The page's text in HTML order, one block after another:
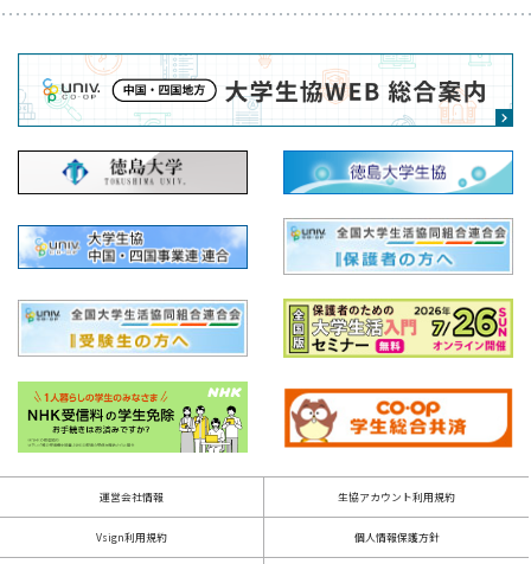
運営会社情報 生協アカウント利用規約
Vsign利用規約 個人情報保護方針